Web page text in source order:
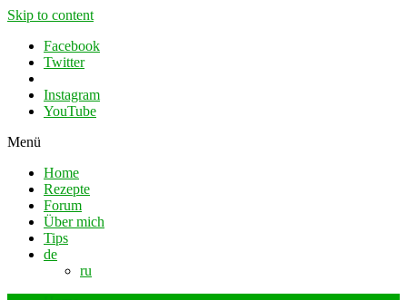
Skip to content
Facebook
Twitter
Instagram
YouTube
Menü
Home
Rezepte
Forum
Über mich
Tips
de
ru